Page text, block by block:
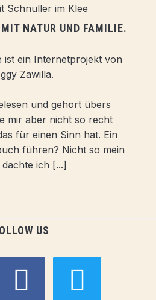
NATUR UND FAMILIE.
ist ein Internetprojekt von
Zawilla.
und gehört übers
mir aber nicht so recht
für einen Sinn hat. Ein
führen? Nicht so mein
dachte ich [...]
US